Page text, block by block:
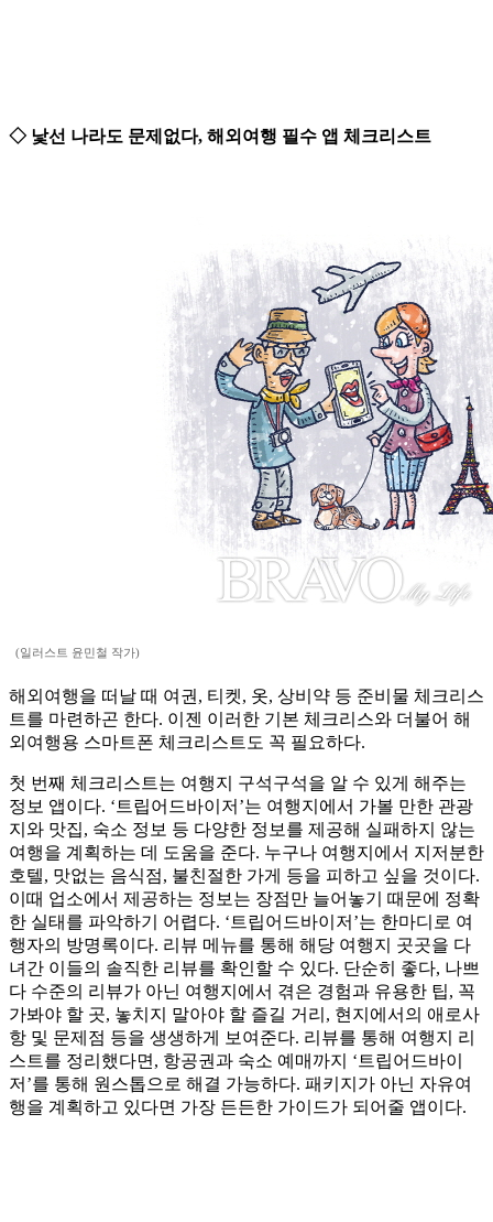
◇ 낯선 나라도 문제없다, 해외여행 필수 앱 체크리스트
(일러스트 윤민철 작가)
해외여행을 떠날 때 여권, 티켓, 옷, 상비약 등 준비물 체크리스
트를 마련하곤 한다. 이젠 이러한 기본 체크리스와 더불어 해
외여행용 스마트폰 체크리스트도 꼭 필요하다.
첫 번째 체크리스트는 여행지 구석구석을 알 수 있게 해주는
정보 앱이다. ‘트립어드바이저’는 여행지에서 가볼 만한 관광
지와 맛집, 숙소 정보 등 다양한 정보를 제공해 실패하지 않는
여행을 계획하는 데 도움을 준다. 누구나 여행지에서 지저분한
호텔, 맛없는 음식점, 불친절한 가게 등을 피하고 싶을 것이다.
이때 업소에서 제공하는 정보는 장점만 늘어놓기 때문에 정확
한 실태를 파악하기 어렵다. ‘트립어드바이저’는 한마디로 여
행자의 방명록이다. 리뷰 메뉴를 통해 해당 여행지 곳곳을 다
녀간 이들의 솔직한 리뷰를 확인할 수 있다. 단순히 좋다, 나쁘
다 수준의 리뷰가 아닌 여행지에서 겪은 경험과 유용한 팁, 꼭
가봐야 할 곳, 놓치지 말아야 할 즐길 거리, 현지에서의 애로사
항 및 문제점 등을 생생하게 보여준다. 리뷰를 통해 여행지 리
스트를 정리했다면, 항공권과 숙소 예매까지 ‘트립어드바이
저’를 통해 원스톱으로 해결 가능하다. 패키지가 아닌 자유여
행을 계획하고 있다면 가장 든든한 가이드가 되어줄 앱이다.